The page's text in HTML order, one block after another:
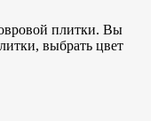
плитки. Вы
выбрать цвет